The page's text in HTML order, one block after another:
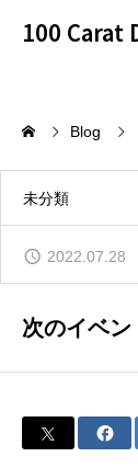
100 Carat
Top
レッスン
イベント
イチオシ
Blog
未分類
2022.07.28
次のイベン